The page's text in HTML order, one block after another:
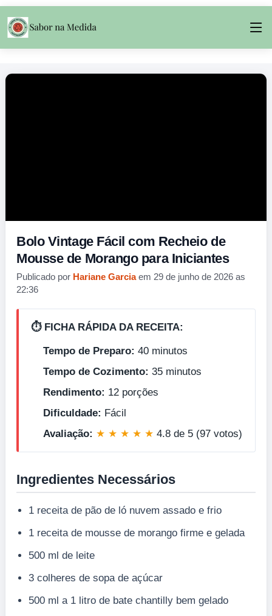
Bolo Vintage Fácil com Recheio de
Mousse de Morango para Iniciantes
Publicado por Hariane Garciaem 29 de junho de 2026 as
22:36
⏱️ FICHA RÁPIDA DA RECEITA:
Tempo de Preparo: 40 minutos
Tempo de Cozimento: 35 minutos
Rendimento: 12 porções
Dificuldade: Fácil
Avaliação: ★ ★ ★ ★ ★ 4.8 de 5 (97 votos)
Ingredientes Necessários
1 receita de pão de ló nuvem assado e frio
1 receita de mousse de morango firme e gelada
500 ml de leite
3 colheres de sopa de açúcar
500 ml a 1 litro de bate chantilly bem gelado